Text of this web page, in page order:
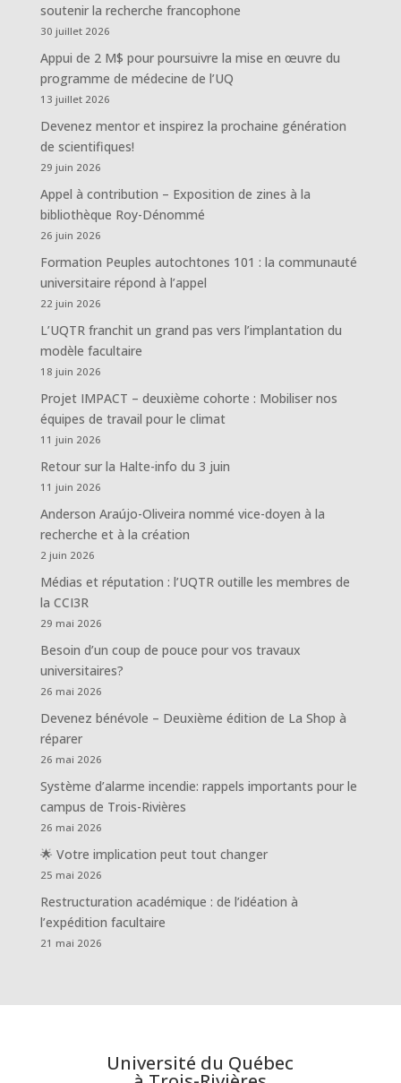
soutenir la recherche francophone
30 juillet 2026
Appui de 2 M$ pour poursuivre la mise en œuvre du
programme de médecine de l’UQ
13 juillet 2026
Devenez mentor et inspirez la prochaine génération
de scientifiques!
29 juin 2026
Appel à contribution – Exposition de zines à la
bibliothèque Roy-Dénommé
26 juin 2026
Formation Peuples autochtones 101 : la communauté
universitaire répond à l’appel
22 juin 2026
L’UQTR franchit un grand pas vers l’implantation du
modèle facultaire
18 juin 2026
Projet IMPACT – deuxième cohorte : Mobiliser nos
équipes de travail pour le climat
11 juin 2026
Retour sur la Halte-info du 3 juin
11 juin 2026
Anderson Araújo-Oliveira nommé vice-doyen à la
recherche et à la création
2 juin 2026
Médias et réputation : l’UQTR outille les membres de
la CCI3R
29 mai 2026
Besoin d’un coup de pouce pour vos travaux
universitaires?
26 mai 2026
Devenez bénévole – Deuxième édition de La Shop à
réparer
26 mai 2026
Système d’alarme incendie: rappels importants pour le
campus de Trois-Rivières
26 mai 2026
🌟 Votre implication peut tout changer
25 mai 2026
Restructuration académique : de l’idéation à
l’expédition facultaire
21 mai 2026
Université du Québec